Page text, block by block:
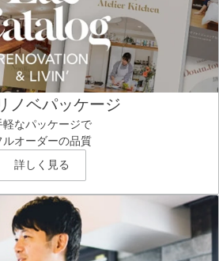
ノベパッケージ
軽なパッケージで
ルオーダーの品質
詳しく見る